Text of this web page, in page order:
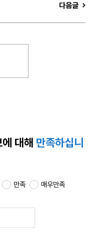
다음글
대해 만족하십니
만족 매우만족